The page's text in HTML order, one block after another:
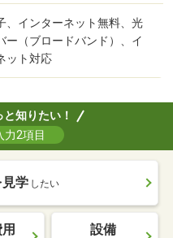
、インターネット無料、光
ー（ブロードバンド）、イ
ット対応
知りたい！
力2項目
学 したい
設備